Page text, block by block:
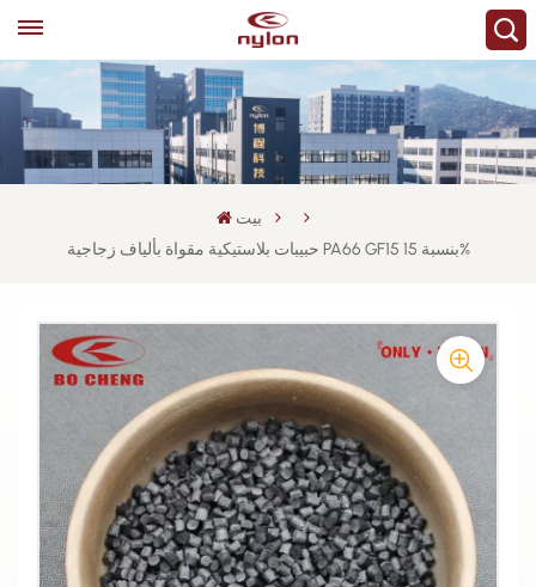
بيت
حبيبات بلاستيكية مقواة بألياف زجاجية PA66 GF15 بنسبة 15%